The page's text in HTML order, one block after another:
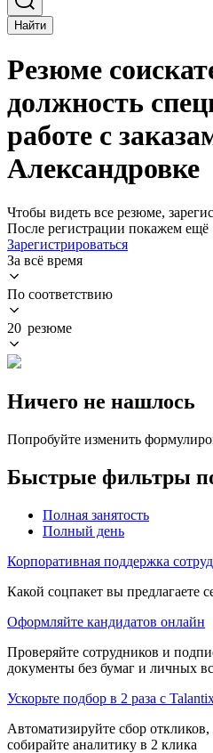
Найти
Резюме
должность
работе с
Александровке
Чтобы видеть все резюме,
После регистрации покажем ещё
Зарегистрироваться
За всё время
По соответствию
20 резюме
Ничего не нашлось
Попробуйте изменить
Быстрые фильтры
Полная занятость
Полный день
Корпоративная поддержка
Какой соцпакет вы предлагаете
Оформляйте кандидатов онлайн
Проверяйте сотрудников и
документы без бумаг и личных
Ускорьте подбор в 2 раза с
Автоматизируйте сбор откликов,
собирайте аналитику в 2 клика